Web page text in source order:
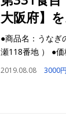
大阪府】
●商品名：うなぎ
瀬118番地 ） ●
2019.08.08 3000